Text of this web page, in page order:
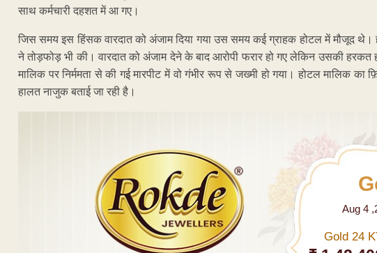
साथ कर्मचारी दहशत में आ गए।
जिस समय इस हिंसक वारदात को अंजाम दिया गया उस समय कई ग्राहक होटल में मौजूद थे।
ने तोड़फोड़ भी की। वारदात को अंजाम देने के बाद आरोपी फरार हो गए लेकिन उसकी
मालिक पर निर्ममता से की गई मारपीट में वो गंभीर रूप से जख्मी हो गया। होटल मालिक
हालत नाजुक बताई जा रही है।
Aug 4
Gold 24